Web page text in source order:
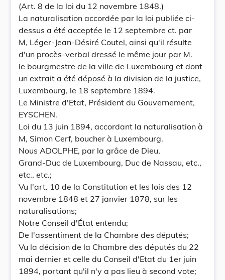
(Art. 8 de la loi du 12 novembre 1848.)
La naturalisation accordée par la loi publiée ci-
dessus a été acceptée le 12 septembre ct. par
M, Léger-Jean-Désiré Coutel, ainsi qu'il résulte
d'un procès-verbal dressé le même jour par M.
le bourgmestre de la ville de Luxembourg et dont
un extrait a été déposé à la division de la justice,
Luxembourg, le 18 septembre 1894.
Le Ministre d'Etat, Président du Gouvernement,
EYSCHEN.
Loi du 13 juin 1894, accordant la naturalisation à
M, Simon Cerf, boucher à Luxembourg.
Nous ADOLPHE, par la grâce de Dieu,
Grand-Duc de Luxembourg, Duc de Nassau, etc.,
etc., etc.;
Vu l'art. 10 de la Constitution et les lois des 12
novembre 1848 et 27 janvier 1878, sur les
naturalisations;
Notre Conseil d'État entendu;
De l'assentiment de la Chambre des députés;
Vu la décision de la Chambre des députés du 22
mai dernier et celle du Conseil d'Etat du 1er juin
1894, portant qu'il n'y a pas lieu à second vote;